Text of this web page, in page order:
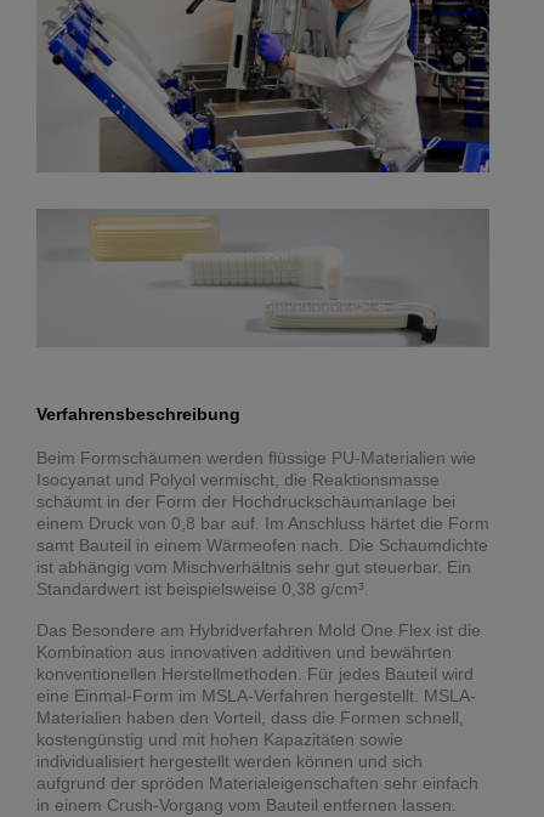
Verfahrensbeschreibung
Beim Formschäumen werden flüssige PU-Materialien wie
Isocyanat und Polyol vermischt, die Reaktionsmasse
schäumt in der Form der Hochdruckschäumanlage bei
einem Druck von 0,8 bar auf. Im Anschluss härtet die Form
samt Bauteil in einem Wärmeofen nach. Die Schaumdichte
ist abhängig vom Mischverhältnis sehr gut steuerbar. Ein
Standardwert ist beispielsweise 0,38 g/cm³.
Das Besondere am Hybridverfahren Mold One Flex ist die
Kombination aus innovativen additiven und bewährten
konventionellen Herstellmethoden. Für jedes Bauteil wird
eine Einmal-Form im MSLA-Verfahren hergestellt. MSLA-
Materialien haben den Vorteil, dass die Formen schnell,
kostengünstig und mit hohen Kapazitäten sowie
individualisiert hergestellt werden können und sich
aufgrund der spröden Materialeigenschaften sehr einfach
in einem Crush-Vorgang vom Bauteil entfernen lassen.